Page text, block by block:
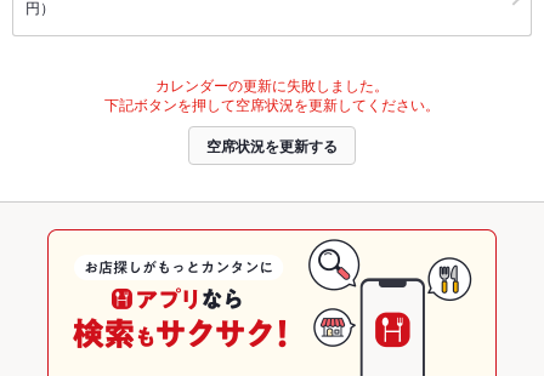
円）
カレンダーの更新に失敗しました。
下記ボタンを押して空席状況を更新してください。
空席状況を更新する